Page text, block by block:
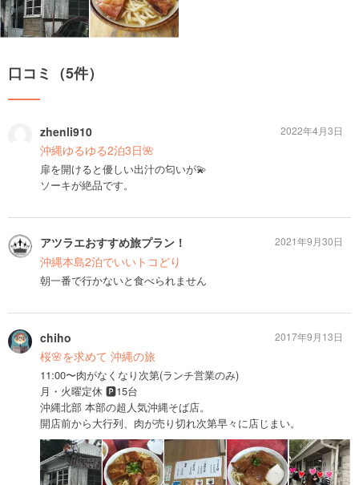
口コミ（5件）
zhenli910
沖縄ゆるゆる2泊3日🌺
扉を開けると優しい出汁の匂いが💫
ソーキが絶品です。
2022年4月3日
アツラエおすすめ旅プラン！
沖縄本島2泊でいいトコどり
朝一番で行かないと食べられません
2021年9月30日
chiho
桜🌸を求めて 沖縄の旅
11:00〜肉がなくなり次第(ランチ営業のみ)
月・火曜定休 🅿️15台
沖縄北部 本部の超人気沖縄そば店。
開店前から大行列、肉が売り切れ次第早々に店じまい。
2017年9月13日